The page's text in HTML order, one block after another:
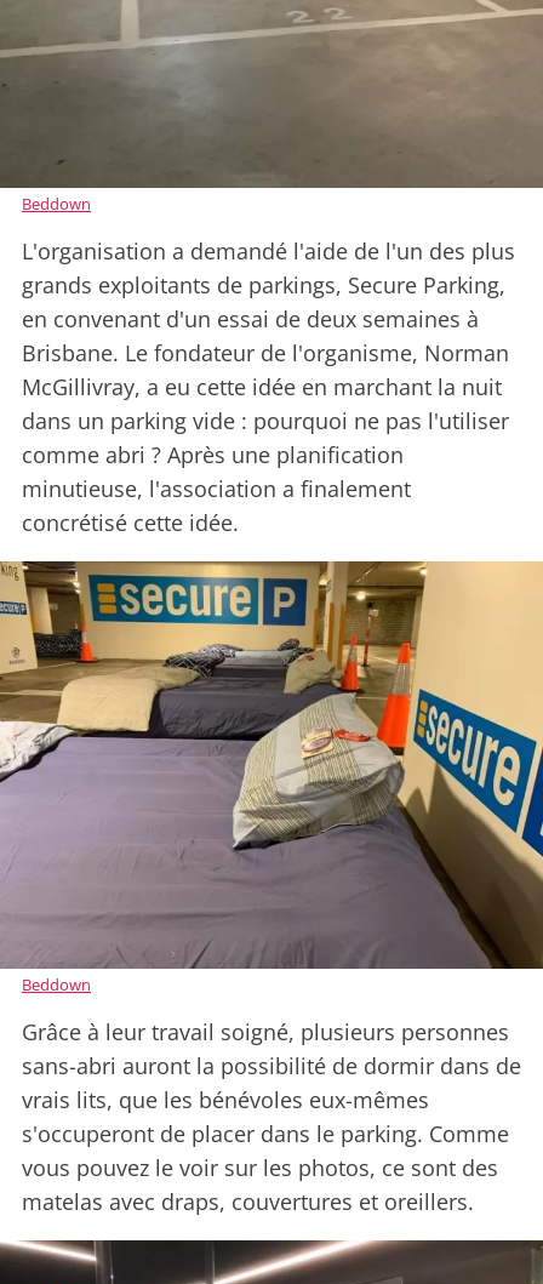
Beddown
L'organisation a demandé l'aide de l'un des plus
grands exploitants de parkings, Secure Parking,
en convenant d'un essai de deux semaines à
Brisbane. Le fondateur de l'organisme, Norman
McGillivray, a eu cette idée en marchant la nuit
dans un parking vide : pourquoi ne pas l'utiliser
comme abri ? Après une planification
minutieuse, l'association a finalement
concrétisé cette idée.
Beddown
Grâce à leur travail soigné, plusieurs personnes
sans-abri auront la possibilité de dormir dans de
vrais lits, que les bénévoles eux-mêmes
s'occuperont de placer dans le parking. Comme
vous pouvez le voir sur les photos, ce sont des
matelas avec draps, couvertures et oreillers.